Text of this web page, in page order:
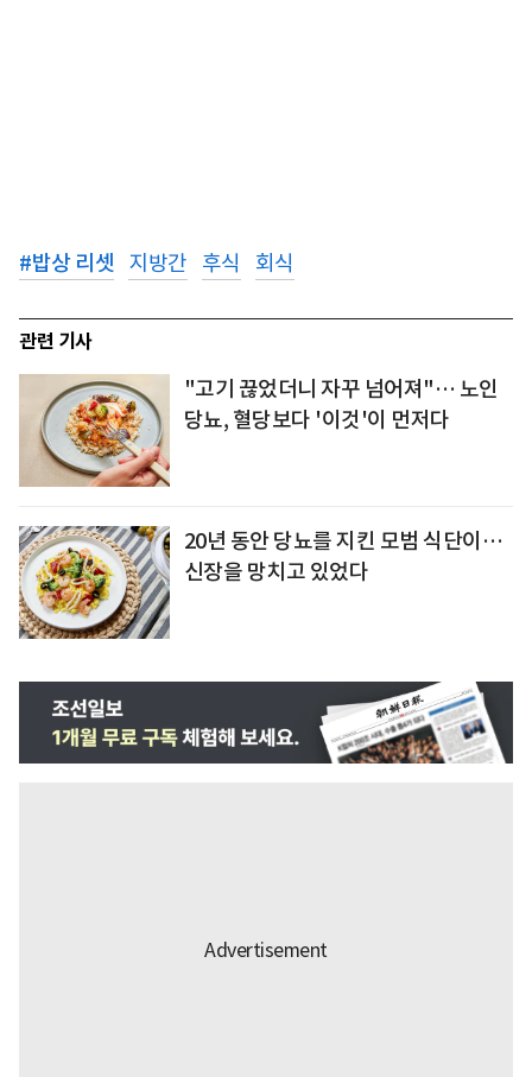
#밥상 리셋 지방간 후식 회식
관련 기사
"고기 끊었더니 자꾸 넘어져"… 노인
당뇨, 혈당보다 '이것'이 먼저다
20년 동안 당뇨를 지킨 모범 식단이…
신장을 망치고 있었다